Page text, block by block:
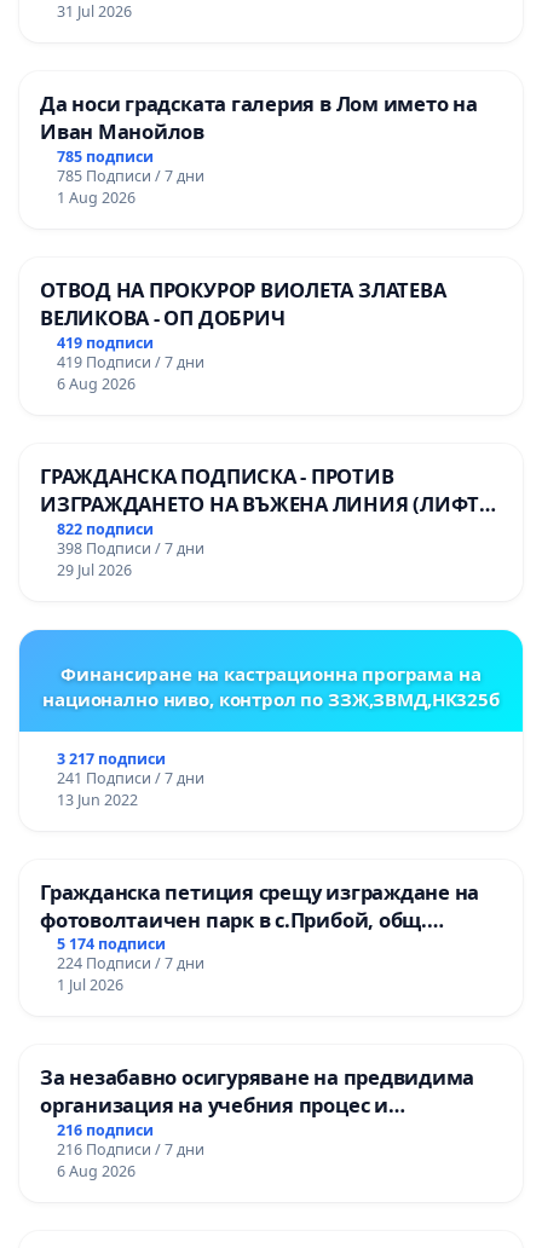
31 Jul 2026
Да носи градската галерия в Лом името на
Иван Манойлов
785 подписи
785 Подписи / 7 дни
1 Aug 2026
ОТВОД НА ПРОКУРОР ВИОЛЕТА ЗЛАТЕВА
ВЕЛИКОВА - ОП ДОБРИЧ
419 подписи
419 Подписи / 7 дни
6 Aug 2026
ГРАЖДАНСКА ПОДПИСКА - ПРОТИВ
ИЗГРАЖДАНЕТО НА ВЪЖЕНА ЛИНИЯ (ЛИФТ)
НА ТЕРИТОРИЯТА НА ПРИРОДНА
ЗАБЕЛЕЖИТЕЛНОСТ „ХЪЛМ НА
ОСВОБОДИТЕЛИТЕ“ (БУНАРДЖИК)
822 подписи
398 Подписи / 7 дни
29 Jul 2026
Финансиране на кастрационна програма на
национално ниво, контрол по ЗЗЖ,ЗВМД,НК325б
3 217 подписи
241 Подписи / 7 дни
13 Jun 2022
Гражданска петиция срещу изграждане на
фотоволтаичен парк в с.Прибой, общ.
Радомир
5 174 подписи
224 Подписи / 7 дни
1 Jul 2026
За незабавно осигуряване на предвидима
организация на учебния процес и
гарантиране на правото на равнопоставено
и качествено образование на учениците от
ОУ „Княз Александър I“ и Хуманитарна
216 подписи
216 Подписи / 7 дни
6 Aug 2026